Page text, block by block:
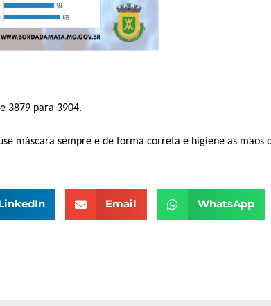
3879 para 3904.
máscara sempre e de forma correta e higiene as mãos
Email WhatsApp